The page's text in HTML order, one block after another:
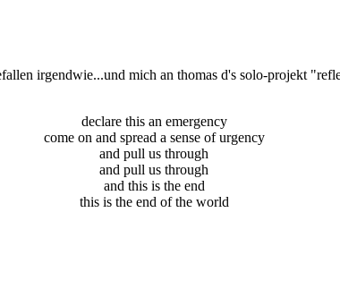
irgendwie...und mich an thomas d's solo-projekt
declare this an emergency
come on and spread a sense of urgency
and pull us through
and pull us through
and this is the end
this is the end of the world